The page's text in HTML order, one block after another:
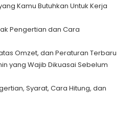
Kamu Butuhkan Untuk Kerja
Pengertian dan Cara
Omzet, dan Peraturan Terbaru
yang Wajib Dikuasai Sebelum
Syarat, Cara Hitung, dan